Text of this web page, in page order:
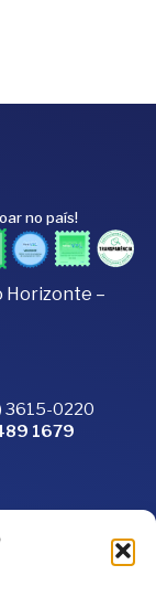
no país!
Horizonte –
3615-0220
1679